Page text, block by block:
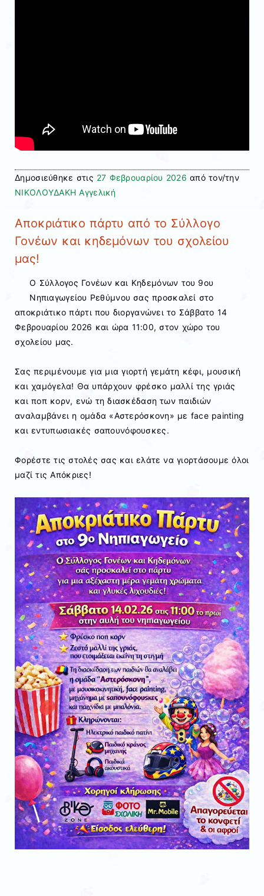
Δημοσιεύθηκε στις 27 Φεβρουαρίου 2026 από τον/την
ΝΙΚΟΛΟΥΔΑΚΗ Αγγελική
Αποκριάτικο πάρτυ από το Σύλλογο
Γονέων και κηδεμόνων του σχολείου
μας!
Ο Σύλλογος Γονέων και Κηδεμόνων του 9ου
Νηπιαγωγείου Ρεθύμνου σας προσκαλεί στο
αποκριάτικο πάρτι που διοργανώνει το Σάββατο 14
Φεβρουαρίου 2026 και ώρα 11:00, στον χώρο του
σχολείου μας.
Σας περιμένουμε για μια γιορτή γεμάτη κέφι, μουσική
και χαμόγελα! Θα υπάρχουν φρέσκο μαλλί της γριάς
και ποπ κορν, ενώ τη διασκέδαση των παιδιών
αναλαμβάνει η ομάδα «Αστερόσκονη» με face painting
και εντυπωσιακές σαπουνόφουσκες.
Φορέστε τις στολές σας και ελάτε να γιορτάσουμε όλοι
μαζί τις Απόκριες!